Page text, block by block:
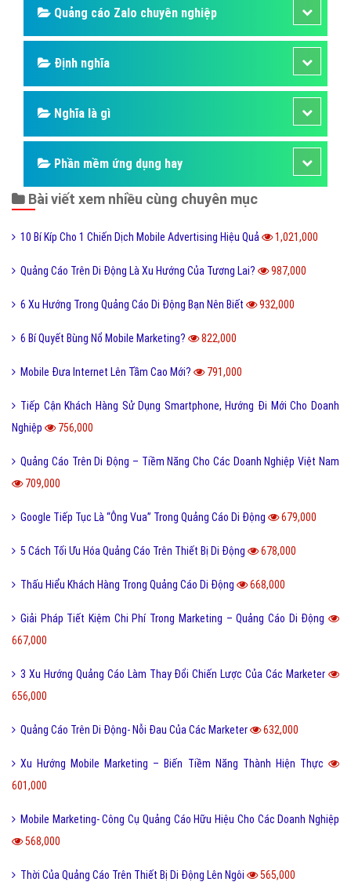
Quảng cáo Zalo chuyên nghiệp
Định nghĩa
Nghĩa là gì
Phần mềm ứng dụng hay
Bài viết xem nhiều cùng chuyên mục
10 Bí Kíp Cho 1 Chiến Dịch Mobile Advertising Hiệu Quả 1,021,000
Quảng Cáo Trên Di Động Là Xu Hướng Của Tương Lai? 987,000
6 Xu Hướng Trong Quảng Cáo Di Động Bạn Nên Biết 932,000
6 Bí Quyết Bùng Nổ Mobile Marketing? 822,000
Mobile Đưa Internet Lên Tầm Cao Mới? 791,000
Tiếp Cận Khách Hàng Sử Dụng Smartphone, Hướng Đi Mới Cho Doanh
Nghiệp
756,000
Quảng Cáo Trên Di Động – Tiềm Năng Cho Các Doanh Nghiệp Việt Nam
709,000
Google Tiếp Tục Là “Ông Vua” Trong Quảng Cáo Di Động 679,000
5 Cách Tối Ưu Hóa Quảng Cáo Trên Thiết Bị Di Động 678,000
Thấu Hiểu Khách Hàng Trong Quảng Cáo Di Động 668,000
Giải Pháp Tiết Kiệm Chi Phí Trong Marketing – Quảng Cáo Di Động
667,000
3 Xu Hướng Quảng Cáo Làm Thay Đổi Chiến Lược Của Các Marketer
656,000
Quảng Cáo Trên Di Động- Nỗi Đau Của Các Marketer 632,000
Xu Hướng Mobile Marketing – Biến Tiềm Năng Thành Hiện Thực
601,000
Mobile Marketing- Công Cụ Quảng Cáo Hữu Hiệu Cho Các Doanh Nghiệp
568,000
Thời Của Quảng Cáo Trên Thiết Bị Di Động Lên Ngôi 565,000